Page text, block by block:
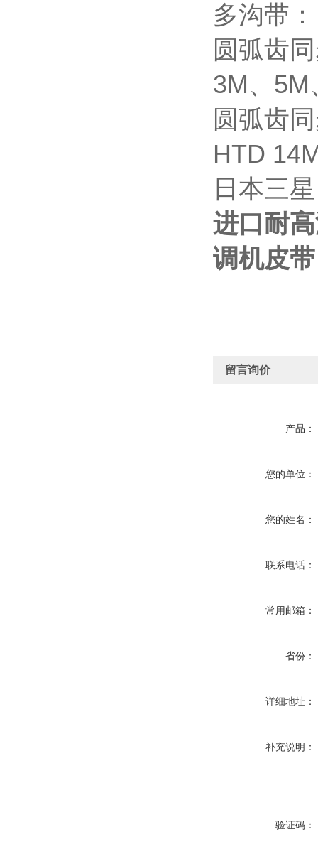
多沟带
圆弧齿
3M、5M
圆弧齿
HTD
日本三
进口耐
调机皮带
留言询价
产品：
您的单位：
您的姓名：
联系电话：
常用邮箱：
省份：
详细地址：
补充说明：
验证码：